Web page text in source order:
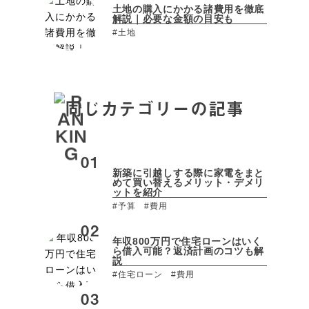
土地の購入にかかる諸費用を徹底
解説｜必要な金額の目安も
#土地
同じカテゴリーの記事
新築に引越しする際に家電をまと
めて買い替えるメリット・デメリ
ットを紹介
#予算 #費用
年収800万円で住宅ローンはいく
ら借入可能？返済計画のコツも解
説
#住宅ローン #費用